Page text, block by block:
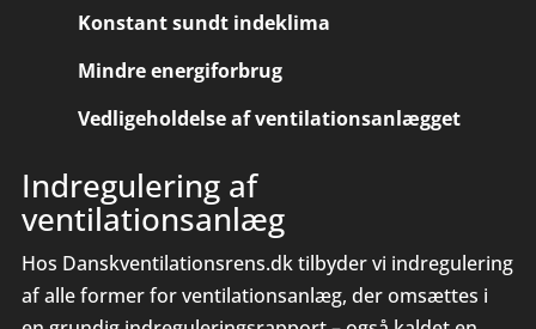
Konstant sundt indeklima
Mindre energiforbrug
Vedligeholdelse af ventilations­an­læg­get
Indregulering af
ventilationsanlæg
Hos Danskventilationsrens.dk tilbyder vi indregulering
af alle former for ventilationsanlæg, der omsættes i